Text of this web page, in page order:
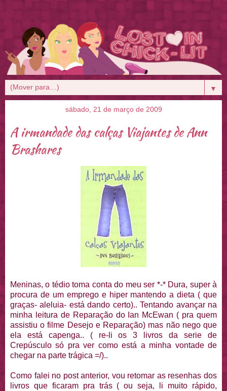
▼
sábado, 21 de março de 2009
A irmandade das calças Viajantes de Ann
Brashares
Meninas, o tédio toma conta do meu ser *-* Dura, super à
procura de um emprego e hiper mantendo a dieta ( que
graças- aleluia- está dando certo).. Tentando avançar na
minha leitura de Reparação do Ian McEwan ( pra quem
assistiu o filme Desejo e Reparação) mas não nego que
ela está capenga.. ( re-li os 3 livros da serie de
Crepúsculo só pra ver como está a minha vontade de
chegar na parte trágica =/)..
Como falei no post anterior, vou retomar as resenhas dos
livros que ficaram pra trás ( ou seja, li muito rápido,